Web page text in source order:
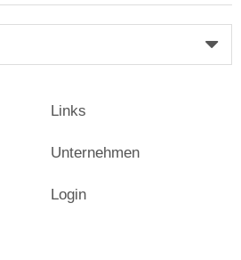
Links
Unternehmen
Login